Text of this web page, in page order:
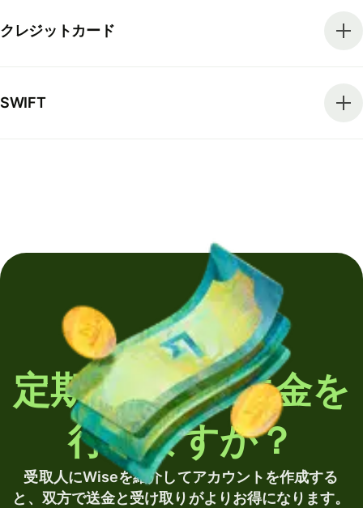
クレジットカード
SWIFT
定期的に海外送金を
行いますか？
受取人にWiseを紹介してアカウントを作成する
と、双方で送金と受け取りがよりお得になります。